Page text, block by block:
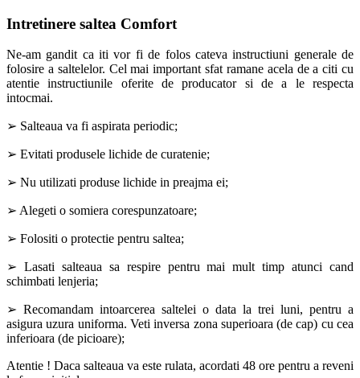
Intretinere saltea Comfort
Ne-am gandit ca iti vor fi de folos cateva instructiuni generale de
folosire a saltelelor. Cel mai important sfat ramane acela de a citi cu
atentie instructiunile oferite de producator si de a le respecta
intocmai.
➢ Salteaua va fi aspirata periodic;
➢ Evitati produsele lichide de curatenie;
➢ Nu utilizati produse lichide in preajma ei;
➢ Alegeti o somiera corespunzatoare;
➢ Folositi o protectie pentru saltea;
➢ Lasati salteaua sa respire pentru mai mult timp atunci cand
schimbati lenjeria;
➢ Recomandam intoarcerea saltelei o data la trei luni, pentru a
asigura uzura uniforma. Veti inversa zona superioara (de cap) cu cea
inferioara (de picioare);
Atentie ! Daca salteaua va este rulata, acordati 48 ore pentru a reveni